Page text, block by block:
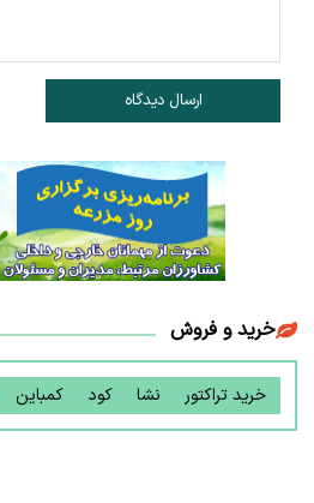
ارسال دیدگاه
خرید و فروش
خرید تراکتور نشا کود کمباین